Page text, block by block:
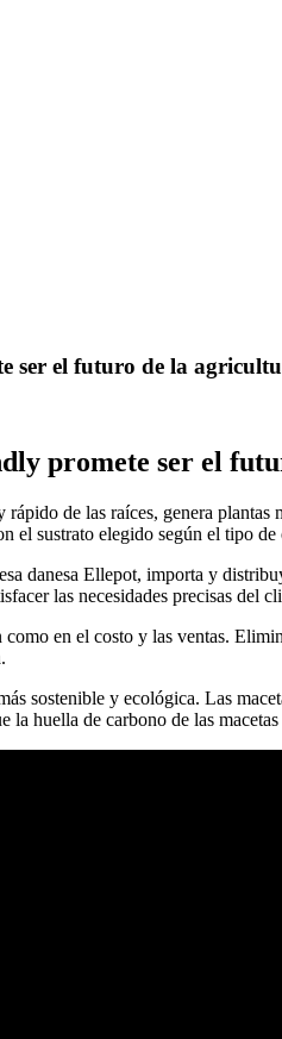
ser el futuro de la
promete ser el
rápido de las raíces, genera
el sustrato elegido según el tipo
danesa Ellepot, importa y
las necesidades precisas del
en el costo y las ventas.
sostenible y ecológica. Las
huella de carbono de las